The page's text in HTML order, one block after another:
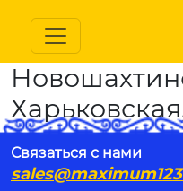
Связаться с нами